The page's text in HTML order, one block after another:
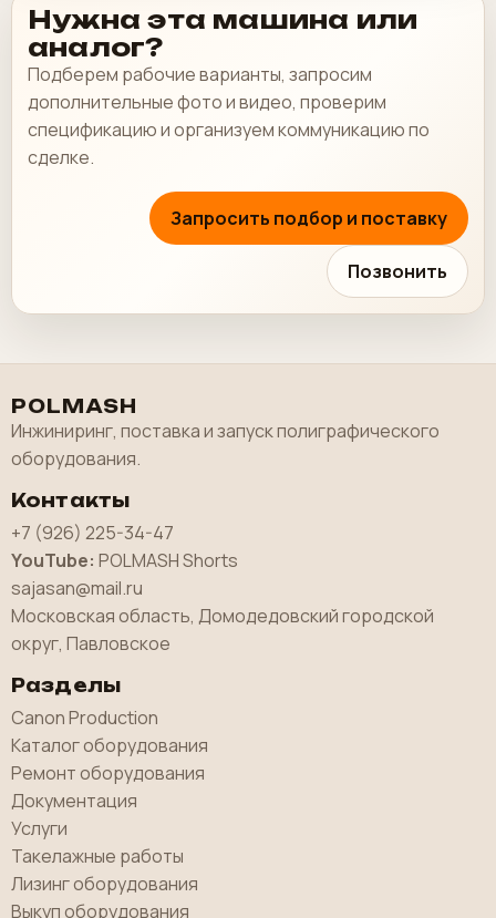
Нужна эта машина или
аналог?
Подберем рабочие варианты, запросим
дополнительные фото и видео, проверим
спецификацию и организуем коммуникацию по
сделке.
Запросить подбор и поставку
Позвонить
POLMASH
Инжиниринг, поставка и запуск полиграфического
оборудования.
Контакты
+7 (926) 225-34-47
YouTube: POLMASH Shorts
sajasan@mail.ru
Московская область, Домодедовский городской
округ, Павловское
Разделы
Canon Production
Каталог оборудования
Ремонт оборудования
Документация
Услуги
Такелажные работы
Лизинг оборудования
Выкуп оборудования